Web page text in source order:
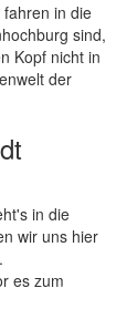
in die
sind,
Kopf nicht in
der
in die
wir uns hier
es zum